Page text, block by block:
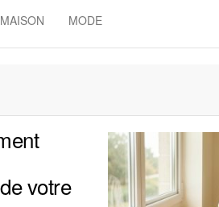
MAISON MODE
votre